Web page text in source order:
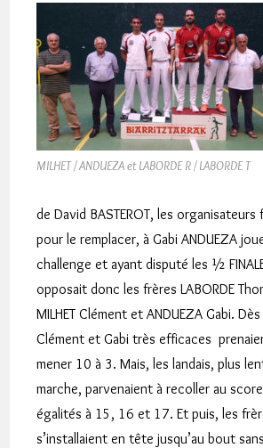
MILHET / ANDUEZA et LABORDE R / LABORDE T
de David BASTEROT, les organisateurs
pour le remplacer, à Gabi ANDUEZA
challenge et ayant disputé les ½
opposait donc les frères LABORDE
MILHET Clément et ANDUEZA Gabi.
Clément et Gabi très efficaces
mener 10 à 3. Mais, les landais, plus
marche, parvenaient à recoller au
égalités à 15, 16 et 17. Et puis, les
s’installaient en tête jusqu’au bout